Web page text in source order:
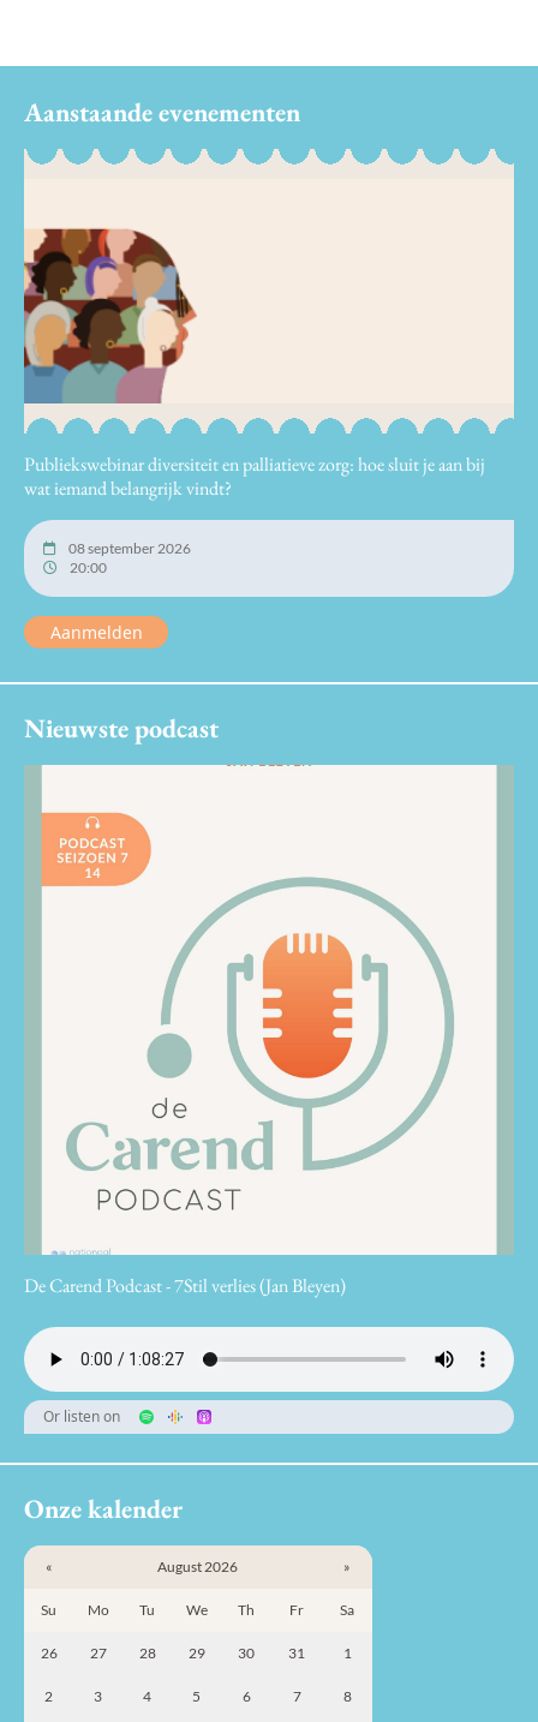
Aanstaande evenementen
Publiekswebinar diversiteit en palliatieve zorg: hoe sluit je aan bij
wat iemand belangrijk vindt?
08 september 2026
20:00
Aanmelden
Nieuwste podcast
De Carend Podcast - 7Stil verlies (Jan Bleyen)
Or listen on
Onze kalender
« August 2026 »
Su Mo Tu We Th Fr Sa
26 27 28 29 30 31 1
2 3 4 5 6 7 8